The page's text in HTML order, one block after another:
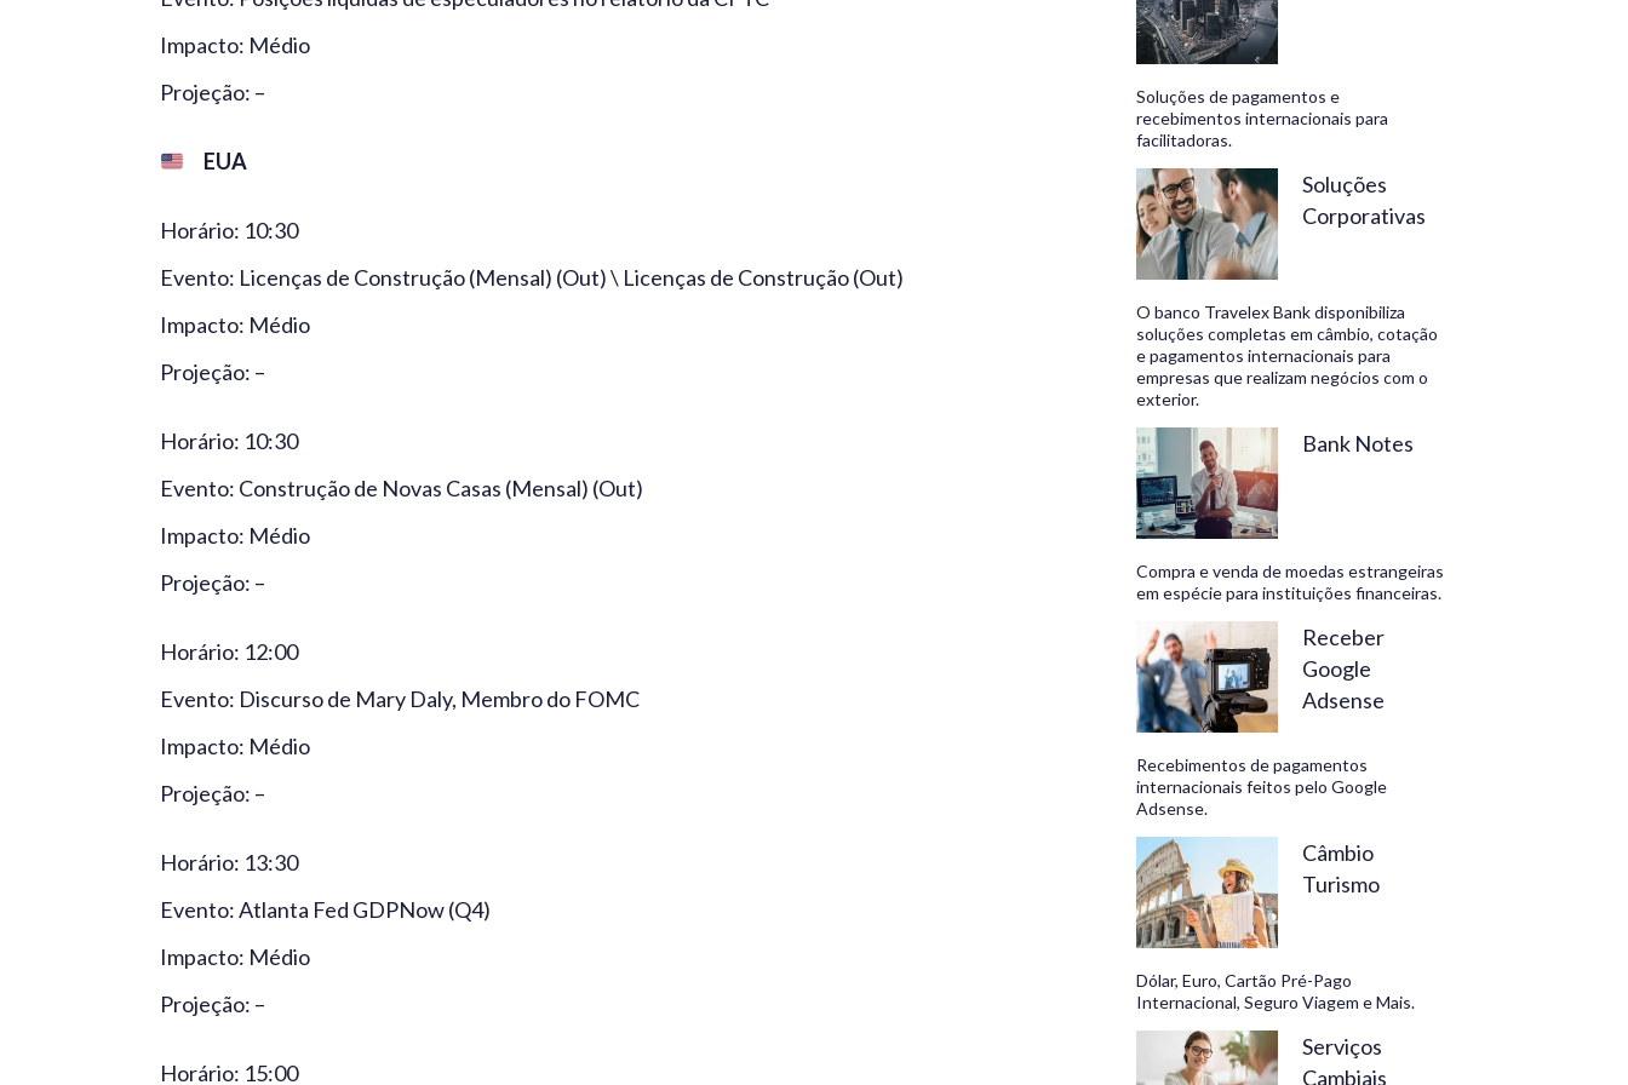
Impacto: Médio
Projeção: –
EUA
Horário: 10:30
Evento: Licenças de Construção (Mensal) (Out) \ Licenças de Construção (Out)
Impacto: Médio
Projeção: –
Horário: 10:30
Evento: Construção de Novas Casas (Mensal) (Out)
Impacto: Médio
Projeção: –
Horário: 12:00
Evento: Discurso de Mary Daly, Membro do FOMC
Impacto: Médio
Projeção: –
Horário: 13:30
Evento: Atlanta Fed GDPNow (Q4)
Impacto: Médio
Projeção: –
Horário: 15:00
Soluções de pagamentos e
recebimentos internacionais para
facilitadoras.
Soluções
Corporativas
O banco Travelex Bank disponibiliza
soluções completas em câmbio, cotação
e pagamentos internacionais para
empresas que realizam negócios com o
exterior.
Bank Notes
Compra e venda de moedas estrangeiras
em espécie para instituições financeiras.
Receber
Google
Adsense
Recebimentos de pagamentos
internacionais feitos pelo Google
Adsense.
Câmbio
Turismo
Dólar, Euro, Cartão Pré-Pago
Internacional, Seguro Viagem e Mais.
Serviços
Cambiais